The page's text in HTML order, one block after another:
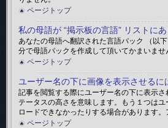
ページトップ
私の母語が “掲示板の言語” リストにあ
あなたの母語へ翻訳された言語パック （以
分で母語パックを作成して頂いてかまいませ
ページトップ
ユーザー名の下に画像を表示させるに
記事を閲覧する際にユーザー名の下に表示
テータスの高さを意味します。もう１つは
ロードできなかったりする場合があります
ページトップ